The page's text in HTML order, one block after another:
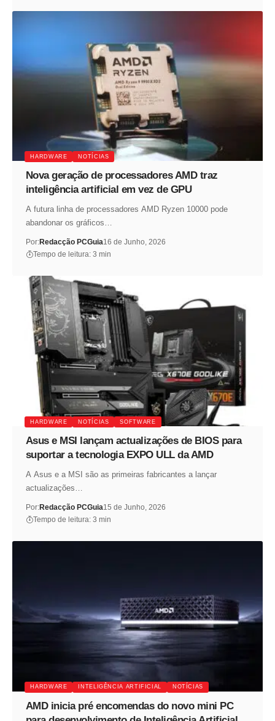
HARDWARE NOTÍCIAS
Nova geração de processadores AMD traz
inteligência artificial em vez de GPU
A futura linha de processadores AMD Ryzen 10000 pode
abandonar os gráficos…
Por:Redacção PCGuia16 de Junho, 2026
Tempo de leitura: 3 min
HARDWARE NOTÍCIAS SOFTWARE
Asus e MSI lançam actualizações de BIOS para
suportar a tecnologia EXPO ULL da AMD
A Asus e a MSI são as primeiras fabricantes a lançar
actualizações…
Por:Redacção PCGuia15 de Junho, 2026
Tempo de leitura: 3 min
HARDWARE INTELIGÊNCIA ARTIFICIAL NOTÍCIAS
AMD inicia pré encomendas do novo mini PC